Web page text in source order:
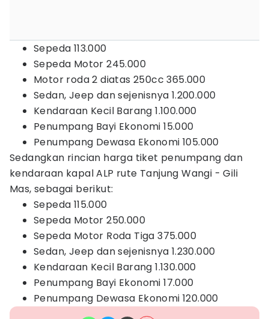
Sepeda 113.000
Sepeda Motor 245.000
Motor roda 2 diatas 250cc 365.000
Sedan, Jeep dan sejenisnya 1.200.000
Kendaraan Kecil Barang 1.100.000
Penumpang Bayi Ekonomi 15.000
Penumpang Dewasa Ekonomi 105.000
Sedangkan rincian harga tiket penumpang dan
kendaraan kapal ALP rute Tanjung Wangi - Gili
Mas, sebagai berikut:
Sepeda 115.000
Sepeda Motor 250.000
Sepeda Motor Roda Tiga 375.000
Sedan, Jeep dan sejenisnya 1.230.000
Kendaraan Kecil Barang 1.130.000
Penumpang Bayi Ekonomi 17.000
Penumpang Dewasa Ekonomi 120.000